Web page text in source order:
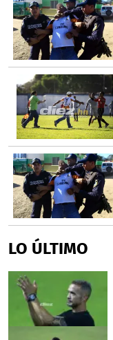
seconds
LO ÚLTIMO